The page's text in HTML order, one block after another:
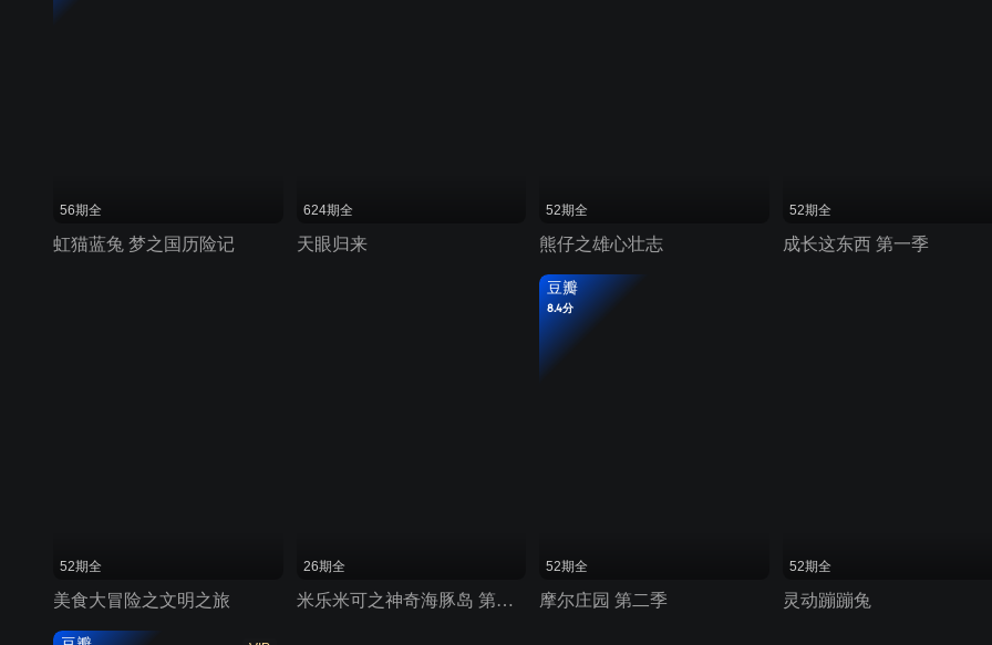
56期全
虹猫蓝兔 梦之国历险记
624期全
天眼归来
52期全
熊仔之雄心壮志
52期全
成长这东西 第一季
52期全
美食大冒险之文明之旅
26期全
米乐米可之神奇海豚岛 第二季
豆瓣
8.4分
52期全
摩尔庄园 第二季
52期全
灵动蹦蹦兔